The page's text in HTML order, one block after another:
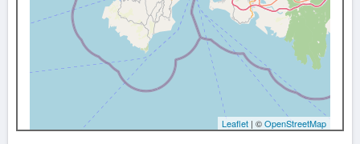
Leaflet | ©OpenStreetMap